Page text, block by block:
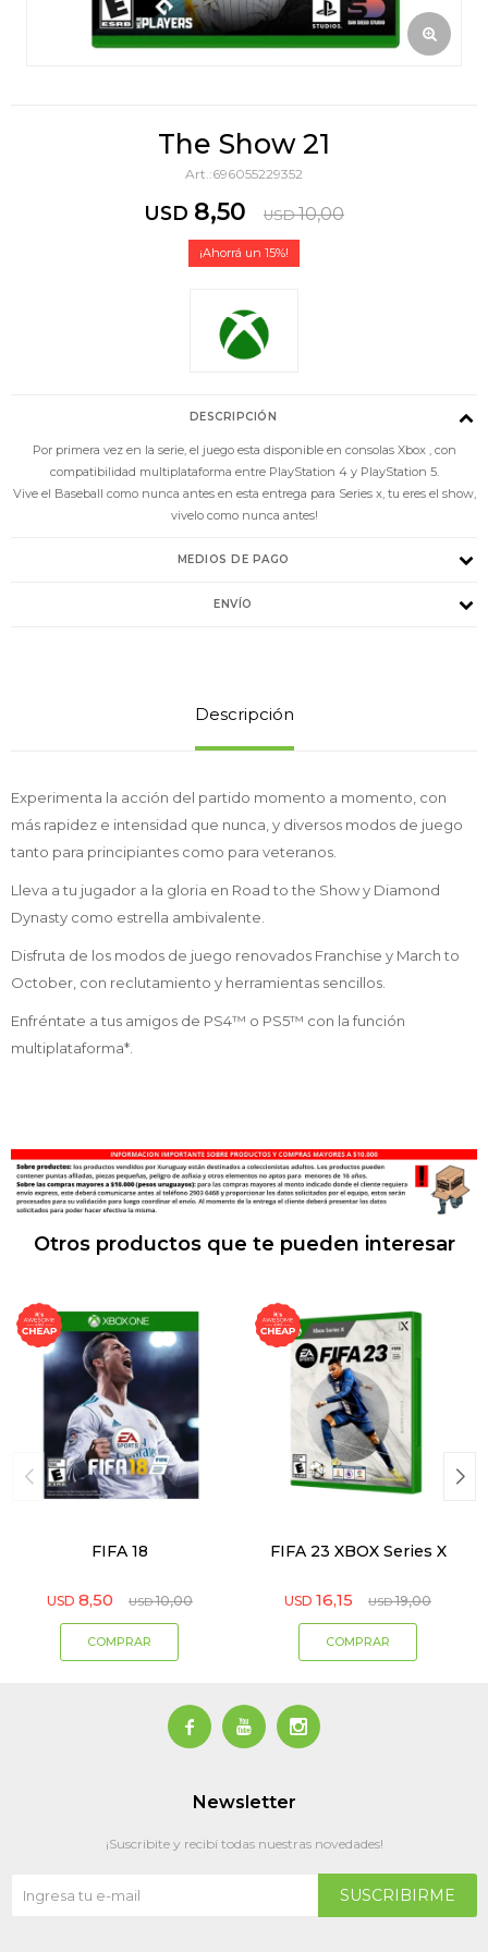
The Show 21
696055229352
USD 8,50 USD 10,00
15
DESCRIPCIÓN
Por primera vez en la serie, el juego esta disponible en consolas Xbox , con
compatibilidad multiplataforma entre PlayStation 4 y PlayStation 5.
Vive el Baseball como nunca antes en esta entrega para Series x, tu eres el show,
vivelo como nunca antes!
MEDIOS DE PAGO
ENVÍO
Descripción
Experimenta la acción del partido momento a momento, con
más rapidez e intensidad que nunca, y diversos modos de juego
tanto para principiantes como para veteranos.
Lleva a tu jugador a la gloria en Road to the Show y Diamond
Dynasty como estrella ambivalente.
Disfruta de los modos de juego renovados Franchise y March to
October, con reclutamiento y herramientas sencillos.
Enfréntate a tus amigos de PS4™ o PS5™ con la función
multiplataforma*.
Otros productos que te pueden interesar
FIFA 18
USD 8,50 USD 10,00
FIFA 23 XBOX Series X
USD 16,15 USD 19,00
  
Newsletter
¡Suscribite y recibí todas nuestras novedades!
SUSCRIBIRME